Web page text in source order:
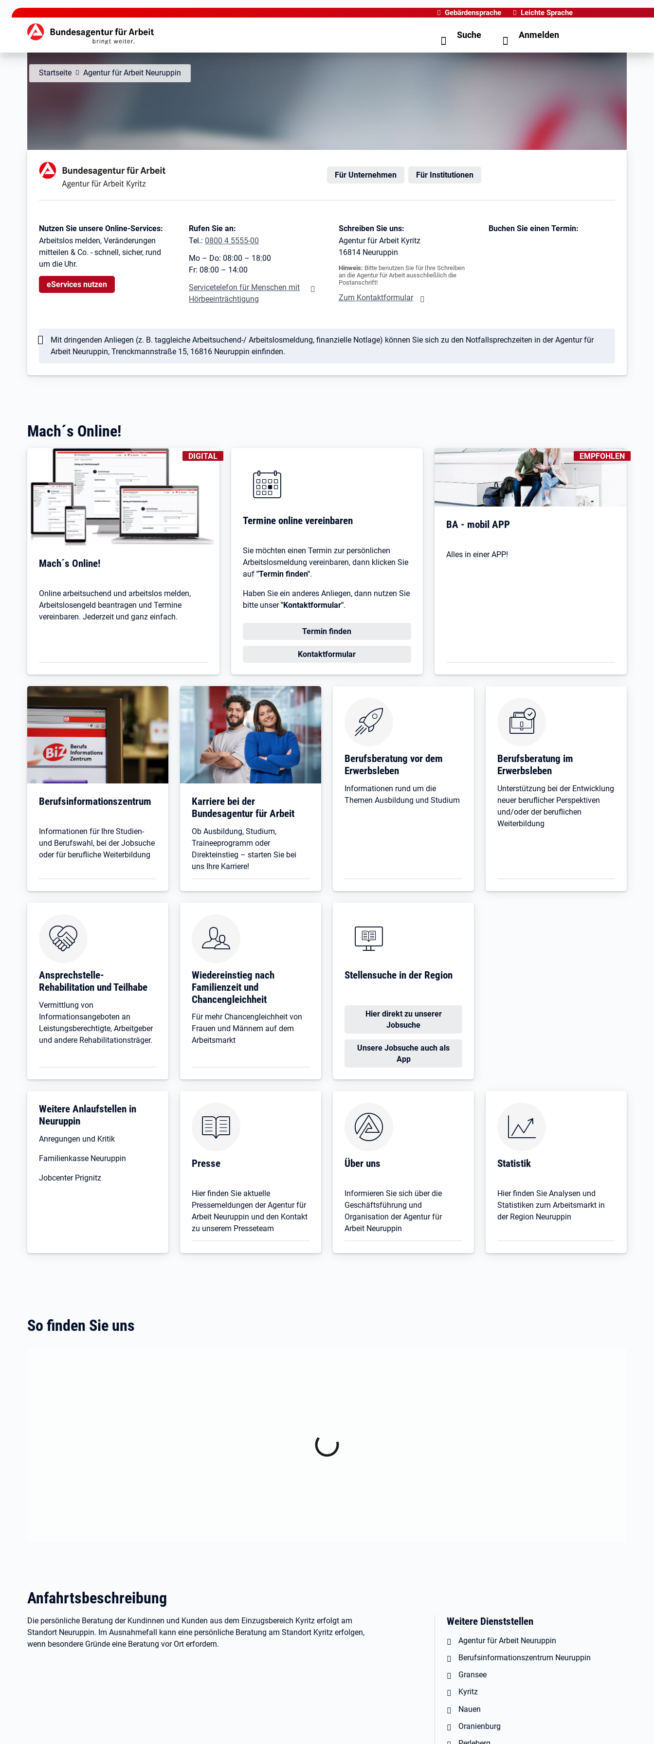
zu den Hauptinhalten springen
Gebärdensprache Leichte Sprache
Hauptnavigation Suche Anmelden
Startseite Agentur für Arbeit Neuruppin
Agentur für Arbeit Kyritz Für Unternehmen Für Institutionen
Kontaktinformationen
Nutzen Sie unsere Online-Services:
Arbeitslos melden, Veränderungen
mitteilen & Co. - schnell, sicher, rund
um die Uhr.
eServices nutzen
Rufen Sie an:
Tel.: 0800 4 5555-00
Mo – Do: 08:00 – 18:00
Fr: 08:00 – 14:00
Servicetelefon für Menschen mit
Hörbeeinträchtigung
Schreiben Sie uns:
Agentur für Arbeit Kyritz
16814 Neuruppin
Hinweis: Bitte benutzen Sie für Ihre Schreiben
an die Agentur für Arbeit ausschließlich die
Postanschrift!
Zum Kontaktformular
Buchen Sie einen Termin:
Mit dringenden Anliegen (z. B. taggleiche Arbeitsuchend-/ Arbeitslosmeldung, finanzielle Notlage) können Sie sich zu den Notfallsprechzeiten in der Agentur für
Arbeit Neuruppin, Trenckmannstraße 15, 16816 Neuruppin einfinden.
Mach´s Online!
KENNZEICHNUNGEN
DIGITAL
Mach´s Online!
Online arbeitsuchend und arbeitslos melden,
Arbeitslosengeld beantragen und Termine
vereinbaren. Jederzeit und ganz einfach.
Termine online vereinbaren
Sie möchten einen Termin zur persönlichen
Arbeitslosmeldung vereinbaren, dann klicken Sie
auf "Termin finden".
Haben Sie ein anderes Anliegen, dann nutzen Sie
bitte unser"Kontaktformular".
Termin finden
Kontaktformular
KENNZEICHNUNGEN
EMPFOHLEN
Öffnet in neuem Tab
BA - mobil APP
Alles in einer APP!
Berufsinformationszentrum
Informationen für Ihre Studien-
und Berufswahl, bei der Jobsuche
oder für berufliche Weiterbildung
Karriere bei der
Bundesagentur für Arbeit
Ob Ausbildung, Studium,
Traineeprogramm oder
Direkteinstieg – starten Sie bei
uns Ihre Karriere!
Berufsberatung vor dem
Erwerbsleben
Informationen rund um die
Themen Ausbildung und Studium
Berufsberatung im
Erwerbsleben
Unterstützung bei der Entwicklung
neuer beruflicher Perspektiven
und/oder der beruflichen
Weiterbildung
Ansprechstelle-
Rehabilitation und Teilhabe
Vermittlung von
Informationsangeboten an
Leistungsberechtigte, Arbeitgeber
und andere Rehabilitationsträger.
Wiedereinstieg nach
Familienzeit und
Chancengleichheit
Für mehr Chancengleichheit von
Frauen und Männern auf dem
Arbeitsmarkt
Stellensuche in der Region
Hier direkt zu unserer
Jobsuche
Unsere Jobsuche auch als
App
Weitere Anlaufstellen in
Neuruppin
Anregungen und Kritik
Familienkasse Neuruppin
Jobcenter Prignitz
Presse
Hier finden Sie aktuelle
Pressemeldungen der Agentur für
Arbeit Neuruppin und den Kontakt
zu unserem Presseteam
Über uns
Informieren Sie sich über die
Geschäftsführung und
Organisation der Agentur für
Arbeit Neuruppin
Statistik
Hier finden Sie Analysen und
Statistiken zum Arbeitsmarkt in
der Region Neuruppin
So finden Sie uns
Anfahrtsbeschreibung
Die persönliche Beratung der Kundinnen und Kunden aus dem Einzugsbereich Kyritz erfolgt am
Standort Neuruppin. Im Ausnahmefall kann eine persönliche Beratung am Standort Kyritz erfolgen,
wenn besondere Gründe eine Beratung vor Ort erfordern.
Weitere Dienststellen
Agentur für Arbeit Neuruppin
Berufsinformationszentrum Neuruppin
Gransee
Kyritz
Nauen
Oranienburg